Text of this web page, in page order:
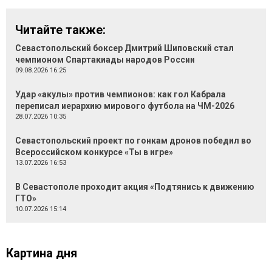
Читайте также:
Севастопольский боксер Дмитрий Шиповский стал
чемпионом Спартакиады народов России
09.08.2026 16:25
Удар «акулы» против чемпионов: как гол Кабрала
переписал иерархию мирового футбола на ЧМ-2026
28.07.2026 10:35
Севастопольский проект по гонкам дронов победил во
Всероссийском конкурсе «Ты в игре»
13.07.2026 16:53
В Севастополе проходит акция «Подтянись к движению
ГТО»
10.07.2026 15:14
Картина дня